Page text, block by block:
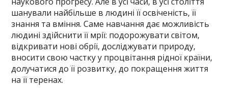
шанували найбільше в людині її освіченість, її
знання та вміння. Саме навчання дає можливість
людині здійснити її мрії: подорожувати світом,
відкривати нові обрії, досліджувати природу,
вносити свою частку у процвітання рідної країни,
долучатися до її розвитку, до покращення життя
на її теренах.